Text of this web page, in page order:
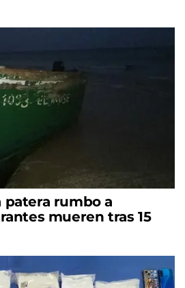
patera rumbo a
mueren tras 15